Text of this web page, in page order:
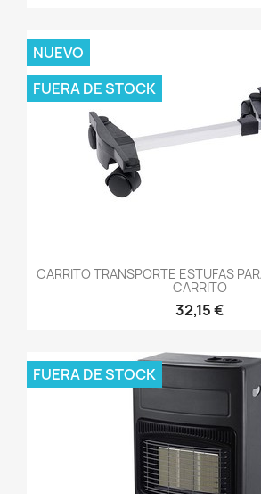
CARRITO TRANSPORTE ESTUFAS
CARRITO
32,15 €
NUEVO
FUERA DE STOCK
FUERA DE STOCK